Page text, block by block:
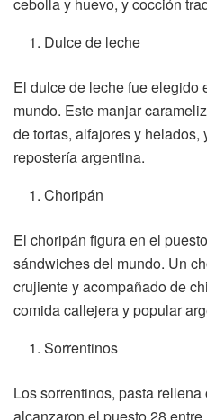
Dulce de leche
El dulce de leche fue elegido
mundo. Este manjar
de tortas, alfajores y
repostería argentina.
Choripán
El choripán figura en el
sándwiches del mundo. Un
crujiente y acompañado de
comida callejera y popular
Sorrentinos
Los sorrentinos, pasta
alcanzaron el puesto 28